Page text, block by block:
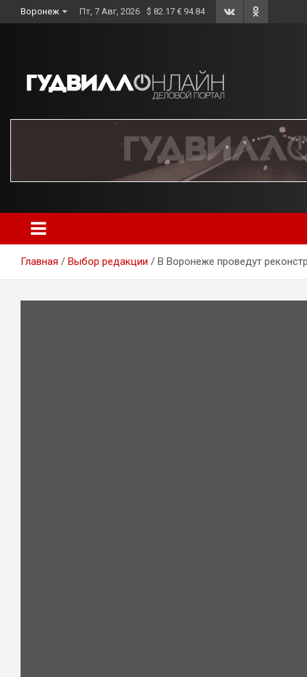
to
Воронеж Пт, 7 Авг, 2026 $ 82.17 € 94.84
Главная Выбор редакции В Воронеже проведут